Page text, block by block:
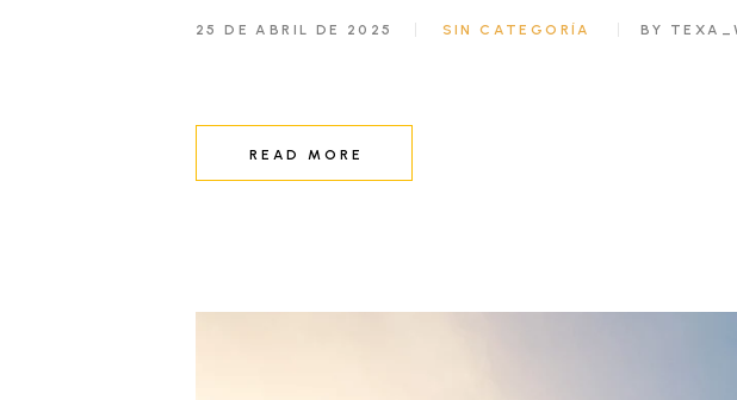
25 DE ABRIL DE 2025 SIN CATEGORÍA BY
READ MORE